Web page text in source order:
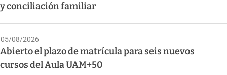
y conciliación familiar
05/08/2026
Abierto el plazo de matrícula para seis nuevos
cursos del Aula UAM+50